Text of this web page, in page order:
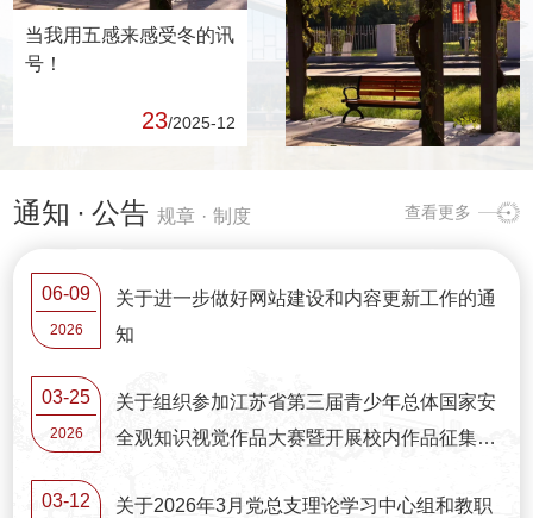
当我用五感来感受冬的讯
号！
23/2025-12
通知 · 公告 规章 · 制度 查看更多
06-09
2026
关于进一步做好网站建设和内容更新工作的通
知
03-25
2026
关于组织参加江苏省第三届青少年总体国家安
全观知识视觉作品大赛暨开展校内作品征集的
03-12
关于2026年3月党总支理论学习中心组和教职